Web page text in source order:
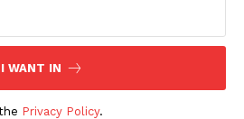
I WANT IN
Privacy Policy.